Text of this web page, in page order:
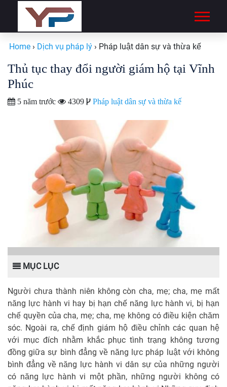
Home › Dịch vụ pháp lý › Pháp luật dân sự và thừa kế
Thủ tục thay đổi người giám hộ tại Vĩnh
Phúc
5 năm trước 4309 Pháp luật dân sự và thừa kế
MỤC LỤC
Người chưa thành niên không còn cha, mẹ; cha, mẹ mất
năng lực hành vi hay bị hạn chế năng lực hành vi, bị hạn
chế quyền của cha, mẹ; cha, mẹ không có điều kiện chăm
sóc. Ngoài ra, chế định giám hộ điều chỉnh các quan hệ
với mục đích nhằm khắc phục tình trạng không tương
đồng giữa sự bình đẳng về năng lực pháp luật với không
bình đẳng về năng lực hành vi dân sự của những người
có năng lực hành vi một phần, những người không có